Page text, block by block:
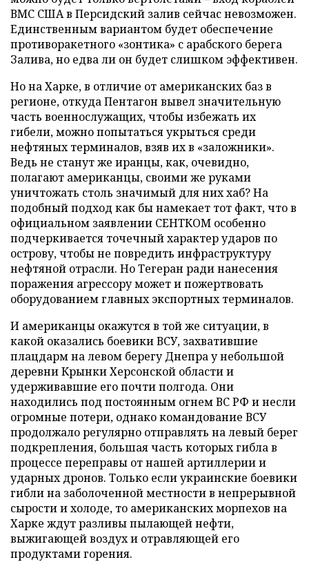
ВМС США в Персидский залив сейчас невозможен.
Единственным вариантом будет обеспечение
противоракетного «зонтика» с арабского берега
Залива, но едва ли он будет слишком эффективен.
Но на Харке, в отличие от американских баз в
регионе, откуда Пентагон вывел значительную
часть военнослужащих, чтобы избежать их
гибели, можно попытаться укрыться среди
нефтяных терминалов, взяв их в «заложники».
Ведь не станут же иранцы, как, очевидно,
полагают американцы, своими же руками
уничтожать столь значимый для них хаб? На
подобный подход как бы намекает тот факт, что в
официальном заявлении СЕНТКОМ особенно
подчеркивается точечный характер ударов по
острову, чтобы не повредить инфраструктуру
нефтяной отрасли. Но Тегеран ради нанесения
поражения агрессору может и пожертвовать
оборудованием главных экспортных терминалов.
И американцы окажутся в той же ситуации, в
какой оказались боевики ВСУ, захватившие
плацдарм на левом берегу Днепра у небольшой
деревни Крынки Херсонской области и
удерживавшие его почти полгода. Они
находились под постоянным огнем ВС РФ и несли
огромные потери, однако командование ВСУ
продолжало регулярно отправлять на левый берег
подкрепления, большая часть которых гибла в
процессе переправы от нашей артиллерии и
ударных дронов. Только если украинские боевики
гибли на заболоченной местности в непрерывной
сырости и холоде, то американских морпехов на
Харке ждут разливы пылающей нефти,
выжигающей воздух и отравляющей его
продуктами горения.